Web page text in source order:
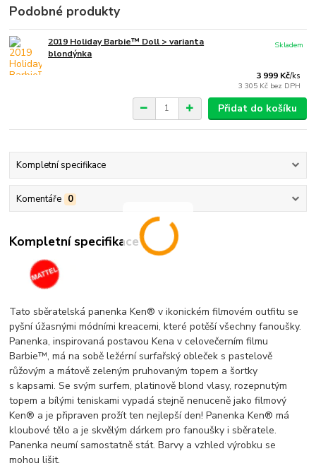
Podobné produkty
2019 Holiday Barbie™ Doll > varianta
blondýnka
3 999 Kč/ks
3 305 Kč bez DPH
Skladem
Přidat do košíku
Kompletní specifikace
Komentáře 0
Kompletní specifikace
Tato sběratelská panenka Ken® v ikonickém filmovém outfitu se
pyšní úžasnými módními kreacemi, které potěší všechny fanoušky.
Panenka, inspirovaná postavou Kena v celovečerním filmu
Barbie™, má na sobě ležérní surfařský obleček s pastelově
růžovým a mátově zeleným pruhovaným topem a šortky
s kapsami. Se svým surfem, platinově blond vlasy, rozepnutým
topem a bílými teniskami vypadá stejně nenuceně jako filmový
Ken® a je připraven prožít ten nejlepší den! Panenka Ken® má
kloubové tělo a je skvělým dárkem pro fanoušky i sběratele.
Panenka neumí samostatně stát. Barvy a vzhled výrobku se
mohou lišit.